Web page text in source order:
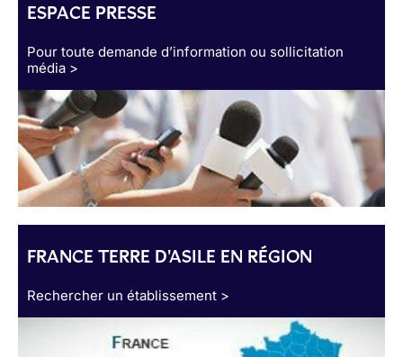
ESPACE PRESSE
Pour toute demande d’information ou sollicitation
média >
FRANCE TERRE D'ASILE EN RÉGION
Rechercher un établissement >